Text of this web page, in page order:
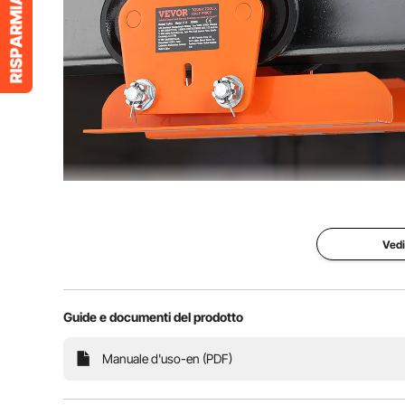
vari ambienti come fabbriche, miniere e cantieri
Guide e documenti del prodotto
Manuale d'uso-en (PDF)